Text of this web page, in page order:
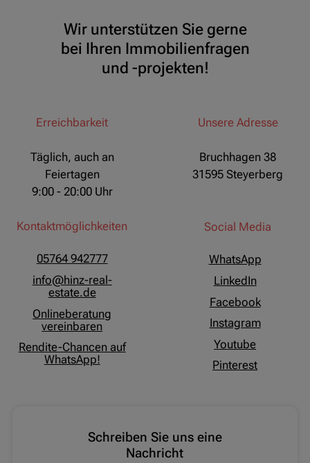
Wir unterstützen Sie gerne
bei Ihren Immobilienfragen
und -projekten!
Erreichbarkeit
Täglich, auch an
Feiertagen
9:00 - 20:00 Uhr
Kontaktmöglichkeiten
05764 942777
info@hinz-real-
estate.de
Onlineberatung
vereinbaren
Rendite-Chancen auf
WhatsApp!
Unsere Adresse
Bruchhagen 38
31595 Steyerberg
Social Media
WhatsApp
LinkedIn
Facebook
Instagram
Youtube
Pinterest
Schreiben Sie uns eine
Nachricht